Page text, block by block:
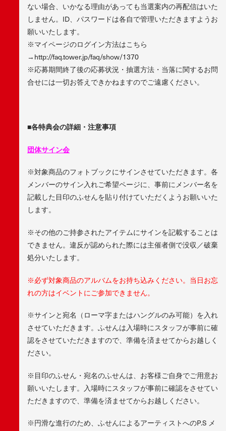
ない場合、いかなる理由があっても当選案内の再配信はいた
しません。ID、パスワードは各自で管理いただきますようお
願いいたします。
※マイページのログイン方法はこちら
→http://faq.tower.jp/faq/show/1370
※応募期間終了後の応募状況・抽選方法・当落に関するお問
合せには一切お答えできかねますのでご遠慮ください。
■各特典会の詳細・注意事項
団体サイン会
※対象商品のフォトブックにサインさせていただきます。各
メンバーのサイン入れご希望ページに、事前にメンバー名を
記載した目印のふせんを貼り付けていただくようお願いいた
します。
※その他のご持参されたアイテムにサインを記載することは
できません。違反が認められた際には主催者側で没収／破棄
処分いたします。
※必ず対象商品のアルバムをお持ち込みください。当日お忘
れの方はイベントにご参加できません。
※サインと宛名（ローマ字またはハングルのみ可能）を入れ
させていただきます。ふせんは入場時にスタッフが事前に確
認をさせていただきますので、準備を済ませてからお越しく
ださい。
※目印のふせん・宛名のふせんは、お客様ご自身でご用意お
願いいたします。入場時にスタッフが事前に確認をさせてい
ただきますので、準備を済ませてからお越しください。
※円滑な進行のため、ふせんによるアーティストへのP.S メ